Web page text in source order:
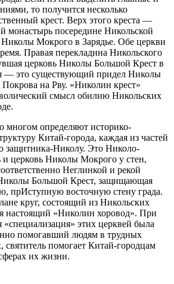
то получится несколько
крест. Верх этого креста —
монастырь посередине Никольской
Мокрого в Зарядье. Обе церкви
Правая перекладина Никольского
церковь Николы Большой Крест в
— это существующий придел Николы
на Рву. «Николин крест»
смысл обилию Никольских
многом определяют историко-
Китай-города, каждая из частей
защитника-Николу. Это Николо-
и церковь Николы Мокрого у стен,
Неглинкой и рекой
Большой Крест, защищающая
прИступную восточную стену града.
круг, состоящий из Никольских
настоящий «Николин хоровод». При
этих церквей была
помогавший людям в трудных
святитель помогает Китай-городцам
их жизни.